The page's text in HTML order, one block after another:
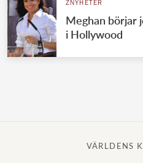
Danska
Spanska
ZNYHETER
Meghan börjar
i Hollywood
VÄRLDENS